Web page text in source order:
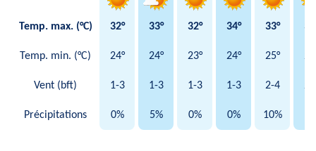
Temp. max. (°C) 32° 33° 32° 34° 33°
Temp. min. (°C) 24° 24° 23° 24° 25°
Vent (bft) 1-3 1-3 1-3 1-3 2-4 2-
Précipitations 0% 5% 0% 0% 10%